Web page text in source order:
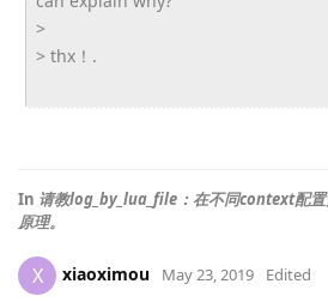
>
> thx！.
In 请教log_by_lua_file：在不同context配
原理。
X xiaoximou May 23, 2019 Edited